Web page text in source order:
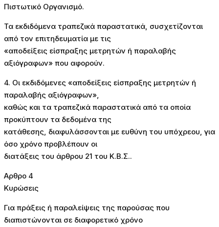
Πιστωτικό Οργανισμό.
Τα εκδιδόμενα τραπεζικά παραστατικά, συσχετίζονται
από τον επιτηδευματία με τις
«αποδείξεις είσπραξης μετρητών ή παραλαβής
αξιόγραφων» που αφορούν.
4. Οι εκδιδόμενες «αποδείξεις είσπραξης μετρητών ή
παραλαβής αξιόγραφων»,
καθώς και τα τραπεζικά παραστατικά από τα οποία
προκύπτουν τα δεδομένα της
κατάθεσης, διαφυλάσσονται με ευθύνη του υπόχρεου, για
όσο χρόνο προβλέπουν οι
διατάξεις του άρθρου 21 του Κ.Β.Σ..
Αρθρο 4
Κυρώσεις
Για πράξεις ή παραλείψεις της παρούσας που
διαπιστώνονται σε διαφορετικό χρόνο